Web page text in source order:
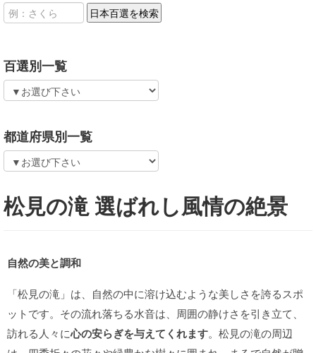
百選別一覧
都道府県別一覧
松見の滝 選ばれし風情の絶景
自然の美と調和
「松見の滝」は、自然の中に溶け込むような美しさを誇るスポ
ットです。その流れ落ちる水音は、周囲の静けさを引き立て、
訪れる人々に心の安らぎを与えてくれます。松見の滝の周辺